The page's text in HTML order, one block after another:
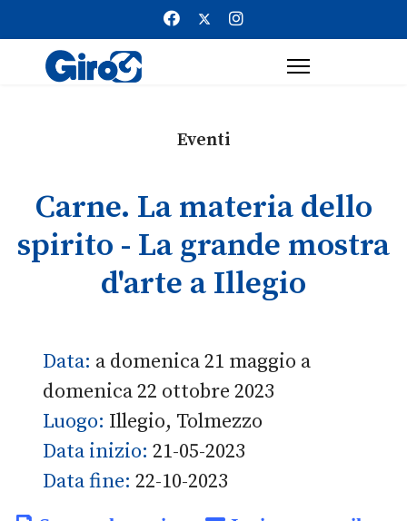
Eventi
Carne. La materia dello
spirito - La grande mostra
d'arte a Illegio
Data: a domenica 21 maggio a
domenica 22 ottobre 2023
Luogo: Illegio, Tolmezzo
Data inizio: 21-05-2023
Data fine: 22-10-2023